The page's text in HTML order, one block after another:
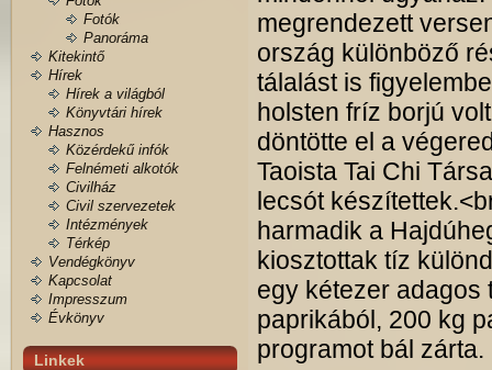
Fotók
Panoráma
Kitekintő
Hírek
Hírek a világból
Könyvtári hírek
Hasznos
Közérdekű infók
Felnémeti alkotók
Civilház
Civil szervezetek
Intézmények
Térkép
Vendégkönyv
Kapcsolat
Impresszum
Évkönyv
Linkek
megrendezett
ország különböző
tálalást is
holsten fríz borjú
döntötte el a
Taoista Tai Chi
lecsót
harmadik a
kiosztottak tíz
egy kétezer adagos
paprikából, 200 kg
programot bál zárta.